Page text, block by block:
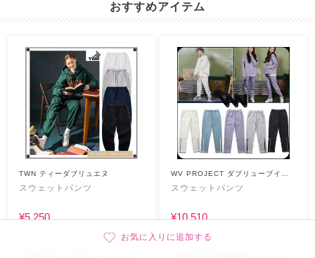
お気に入りに追加する
おすすめアイテム
TWN ティーダブリュエヌ
スウェットパンツ
¥5,250
WV PROJECT ダブリューブイプ
ロジェクト
スウェットパンツ
¥10,510